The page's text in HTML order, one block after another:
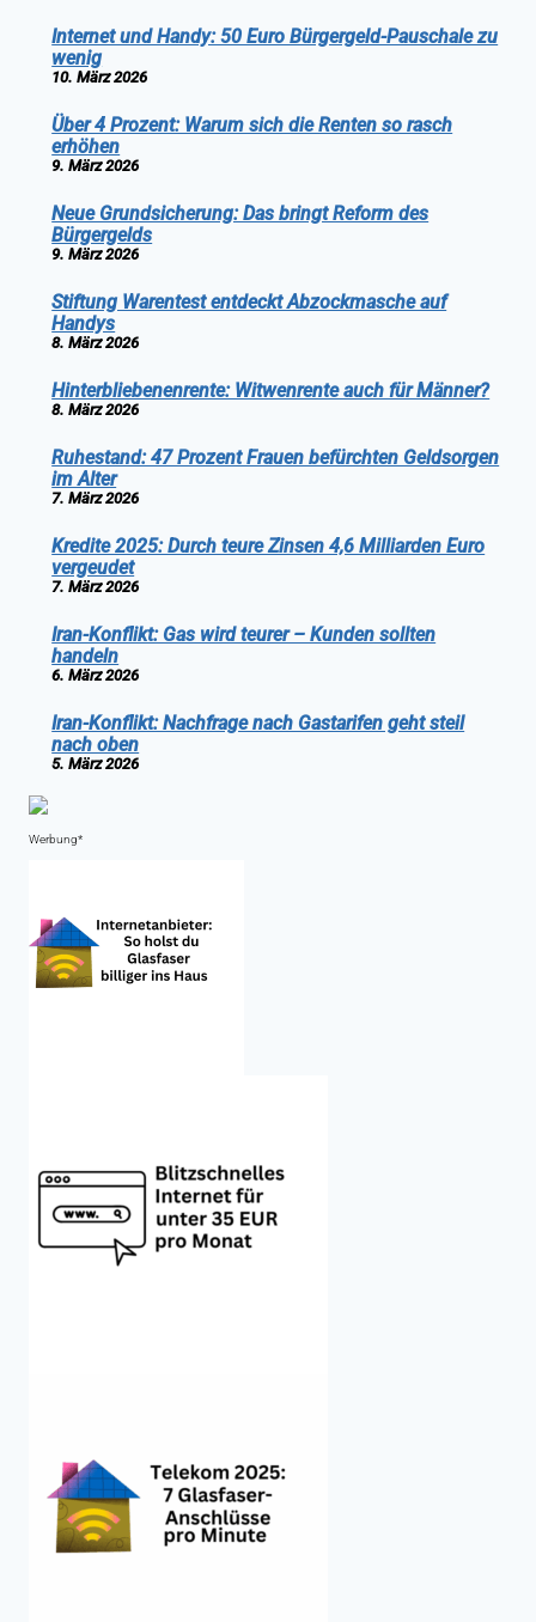
Internet und Handy: 50 Euro Bürgergeld-Pauschale zu
wenig
10. März 2026
Über 4 Prozent: Warum sich die Renten so rasch
erhöhen
9. März 2026
Neue Grundsicherung: Das bringt Reform des
Bürgergelds
9. März 2026
Stiftung Warentest entdeckt Abzockmasche auf
Handys
8. März 2026
Hinterbliebenenrente: Witwenrente auch für Männer?
8. März 2026
Ruhestand: 47 Prozent Frauen befürchten Geldsorgen
im Alter
7. März 2026
Kredite 2025: Durch teure Zinsen 4,6 Milliarden Euro
vergeudet
7. März 2026
Iran-Konflikt: Gas wird teurer – Kunden sollten
handeln
6. März 2026
Iran-Konflikt: Nachfrage nach Gastarifen geht steil
nach oben
5. März 2026
Werbung*